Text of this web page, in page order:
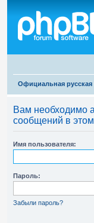
Официальная
Вам необходимо
сообщений в
Имя пользователя:
Пароль:
Забыли пароль?